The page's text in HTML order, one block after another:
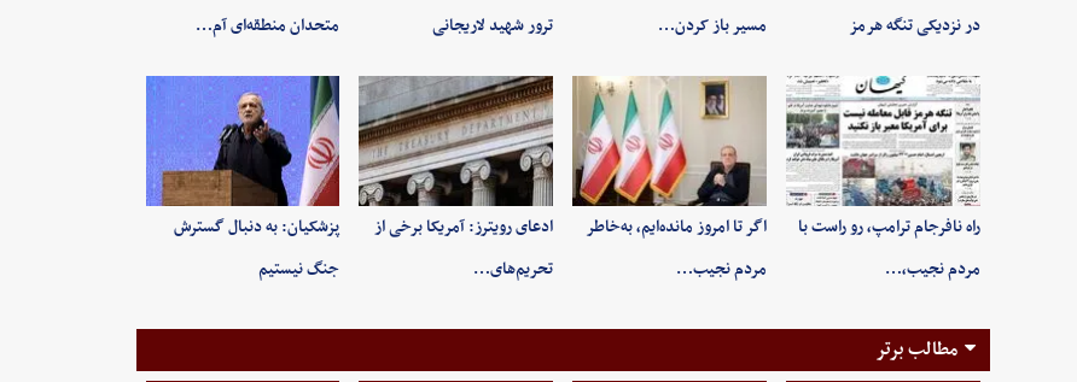
در نزدیکی تنگه هرمز
مسیر باز کردن…
ترور شهید لاریجانی
متحدان منطقه‌ای آم…
راه نافرجام ترامپ، رو راست با
مردم نجیب،…
اگر تا امروز مانده‌ایم، به‌خاطر
مردم نجیب…
ادعای رویترز: آمریکا برخی از
تحریم‌های…
پزشکیان: به‌ دنبال گسترش
جنگ نیستیم
مطالب برتر